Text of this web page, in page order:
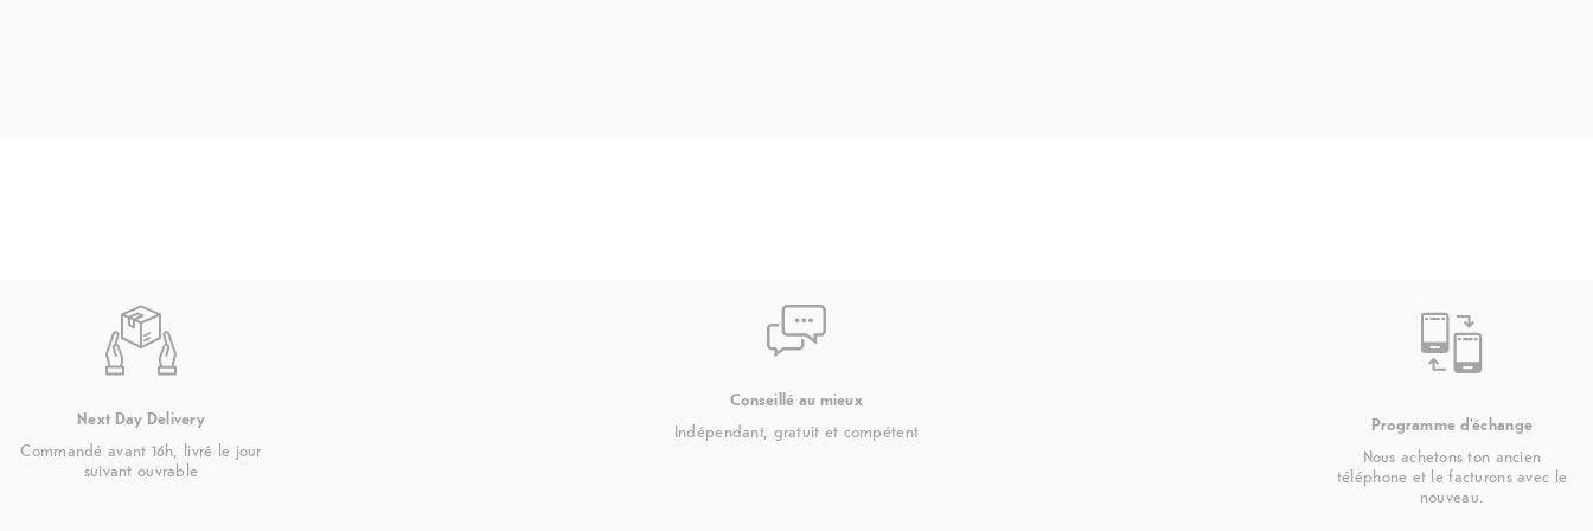
Next Day Delivery
Commandé avant 16h, livré le jour
suivant ouvrable
Conseillé au mieux
Indépendant, gratuit et compétent
Programme d'échange
Nous achetons ton ancien
téléphone et le facturons avec le
nouveau.